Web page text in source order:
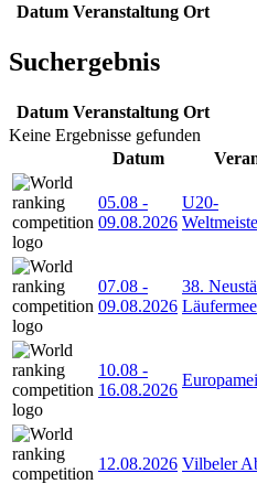
Datum Veranstaltung Ort
Suchergebnis
Datum Veranstaltung Ort
Keine Ergebnisse gefunden
Datum
05.08 -
09.08.2026
U20-
07.08 -
09.08.2026
38.
10.08 -
16.08.2026
12.08.2026 Vilbeler